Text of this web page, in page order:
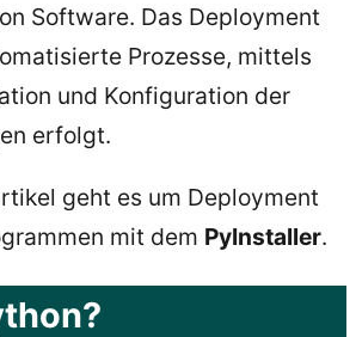
Software. Das Deployment
Prozesse, mittels
und Konfiguration der
erfolgt.
geht es um Deployment
mit dem PyInstaller.